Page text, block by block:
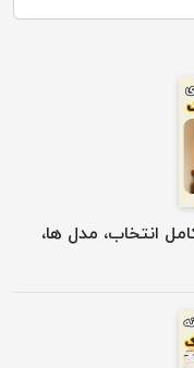
انتخاب، مدل ها،